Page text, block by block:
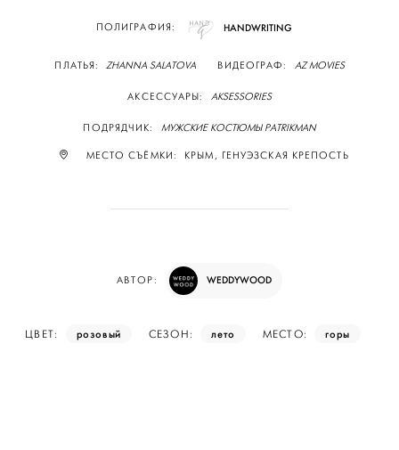
ПОЛИГРАФИЯ: HANDWRITING
ПЛАТЬЯ: ZHANNA SALATOVA ВИДЕОГРАФ: AZ MOVIES
АКСЕССУАРЫ: AKSESSORIES
ПОДРЯДЧИК: МУЖСКИЕ КОСТЮМЫ PATRIKMAN
МЕСТО СЪЁМКИ: КРЫМ, ГЕНУЭЗСКАЯ КРЕПОСТЬ
АВТОР: WEDDYWOOD
ЦВЕТ: розовый СЕЗОН: лето МЕСТО: горы